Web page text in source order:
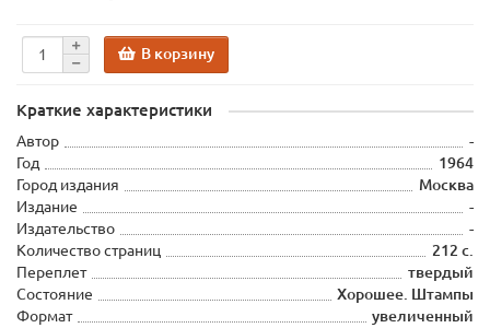
В корзину
Краткие характеристики
Автор
-
Год
1964
Город издания
Москва
Издание
-
Издательство
-
Количество страниц
212 с.
Переплет
твердый
Состояние
Хорошее. Штампы
Формат
увеличенный